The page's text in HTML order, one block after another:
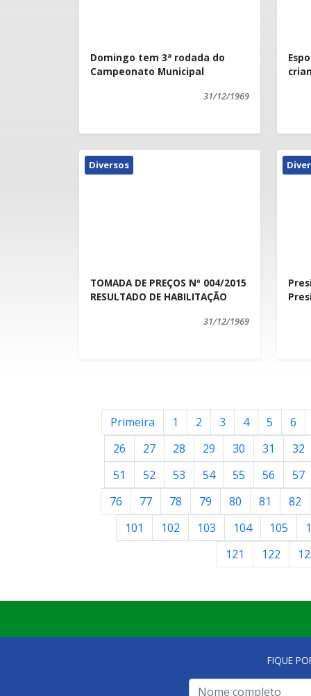
Domingo tem 3ª rodada do
Campeonato Municipal
31/12/1969
Diversos
TOMADA DE PREÇOS Nº 004/2015
RESULTADO DE HABILITAÇÃO
31/12/1969
Primeira 1 2 3 4 5 6
26
27 28 29 30 31 32
51
52 53 54 55 56 57
76
77 78 79 80 81 82
101
102 103 104 105
121
122
FIQUE